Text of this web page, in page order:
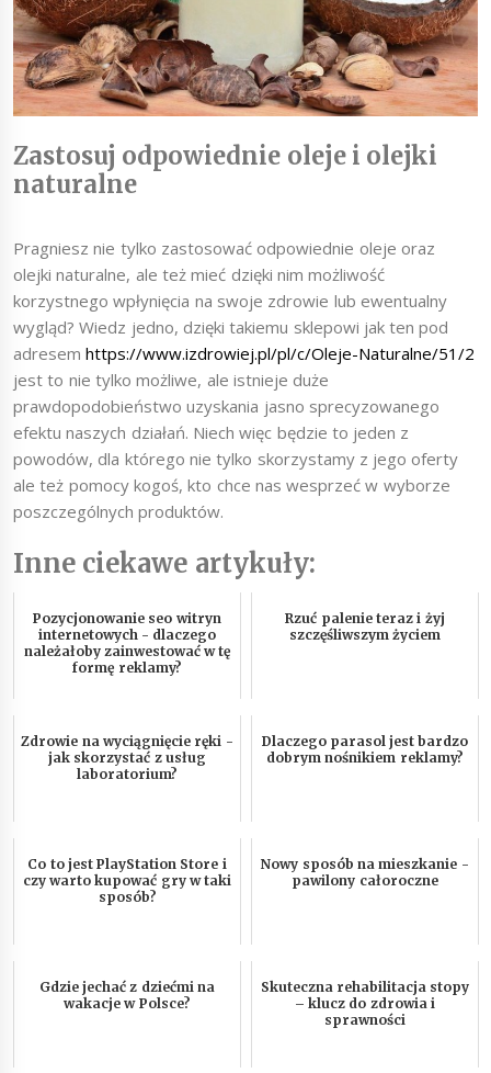
Zastosuj odpowiednie oleje i olejki
naturalne
Pragniesz nie tylko zastosować odpowiednie oleje oraz
olejki naturalne, ale też mieć dzięki nim możliwość
korzystnego wpłynięcia na swoje zdrowie lub ewentualny
wygląd? Wiedz jedno, dzięki takiemu sklepowi jak ten pod
adresemhttps://www.izdrowiej.pl/pl/c/Oleje-Naturalne/51/2
jest to nie tylko możliwe, ale istnieje duże
prawdopodobieństwo uzyskania jasno sprecyzowanego
efektu naszych działań. Niech więc będzie to jeden z
powodów, dla którego nie tylko skorzystamy z jego oferty
ale też pomocy kogoś, kto chce nas wesprzeć w wyborze
poszczególnych produktów.
Inne ciekawe artykuły:
Pozycjonowanie seo witryn
internetowych - dlaczego
należałoby zainwestować w tę
formę reklamy?
Rzuć palenie teraz i żyj
szczęśliwszym życiem
Zdrowie na wyciągnięcie ręki -
jak skorzystać z usług
laboratorium?
Dlaczego parasol jest bardzo
dobrym nośnikiem reklamy?
Co to jest PlayStation Store i
czy warto kupować gry w taki
sposób?
Nowy sposób na mieszkanie -
pawilony całoroczne
Gdzie jechać z dziećmi na
wakacje w Polsce?
Skuteczna rehabilitacja stopy
– klucz do zdrowia i
sprawności